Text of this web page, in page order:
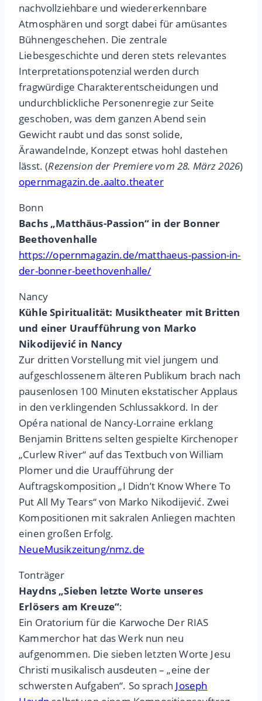
nachvollziehbare und wiedererkennbare
Atmosphären und sorgt dabei für amüsantes
Bühnengeschehen. Die zentrale
Liebesgeschichte und deren stets relevantes
Interpretationspotenzial werden durch
fragwürdige Charakterentscheidungen und
undurchblickliche Personenregie zur Seite
geschoben, was dem ganzen Abend sein
Gewicht raubt und das sonst solide,
Ärawandelnde, Konzept etwas hohl dastehen
lässt. (Rezension der Premiere vom 28. März 2026)
opernmagazin.de.aalto.theater
Bonn
Bachs „Matthäus-Passion“ in der Bonner
Beethovenhalle
https://opernmagazin.de/matthaeus-passion-in-
der-bonner-beethovenhalle/
Nancy
Kühle Spiritualität: Musiktheater mit Britten
und einer Uraufführung von Marko
Nikodijević in Nancy
Zur dritten Vorstellung mit viel jungem und
aufgeschlossenem älteren Publikum brach nach
pausenlosen 100 Minuten ekstatischer Applaus
in den verklingenden Schlussakkord. In der
Opéra national de Nancy-Lorraine erklang
Benjamin Brittens selten gespielte Kirchenoper
„Curlew River“ auf das Textbuch von William
Plomer und die Uraufführung der
Auftragskomposition „I Didn’t Know Where To
Put All My Tears“ von Marko Nikodijević. Zwei
Kompositionen mit sakralen Anliegen machten
einen großen Erfolg.
NeueMusikzeitung/nmz.de
Tonträger
Haydns „Sieben letzte Worte unseres
Erlösers am Kreuze“:
Ein Oratorium für die Karwoche Der RIAS
Kammerchor hat das Werk nun neu
aufgenommen. Die sieben letzten Worte Jesu
Christi musikalisch ausdeuten – „eine der
schwersten Aufgaben“. So sprach Joseph